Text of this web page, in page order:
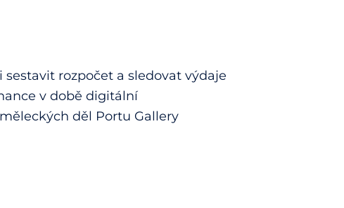
sestavit rozpočet a sledovat výdaje
v době digitální
děl Portu Gallery